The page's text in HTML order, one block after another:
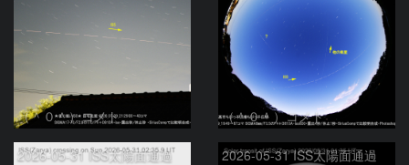
（＾０＾）コメト （＾０＾）コメト
2026-05-31 ISS太陽面通過 2026-05-31 ISS太陽面通過